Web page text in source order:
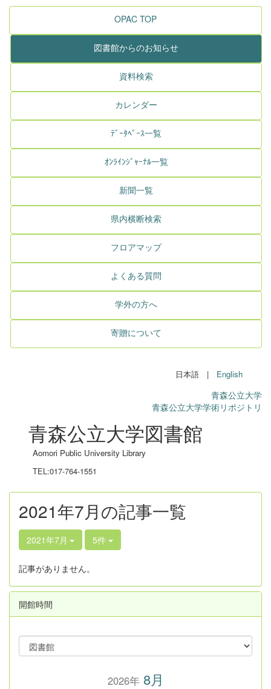
OPAC TOP
図書館からのお知らせ
資料検索
カレンダー
ﾃﾞｰﾀﾍﾞｰｽ一覧
ｵﾝﾗｲﾝｼﾞｬｰﾅﾙ一覧
新聞一覧
県内横断検索
フロアマップ
よくある質問
学外の方へ
寄贈について
日本語 | English
青森公立大学
青森公立大学学術リポジトリ
青森公立大学図書館
Aomori Public University Library
TEL:017-764-1551
2021年7月の記事一覧
2021年7月 5件
記事がありません。
開館時間
2026年8月